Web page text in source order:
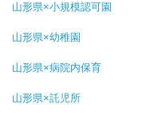
山形県×小規模認可園
山形県×幼稚園
山形県×病院内保育
山形県×託児所